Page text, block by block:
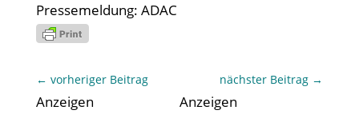
Pressemeldung: ADAC
← vorheriger Beitrag nächster Beitrag →
Anzeigen Anzeigen